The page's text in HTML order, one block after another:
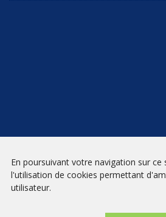
NEWSLETTER
En poursuivant votre navigation sur ce
l'utilisation de cookies permettant
utilisateur.